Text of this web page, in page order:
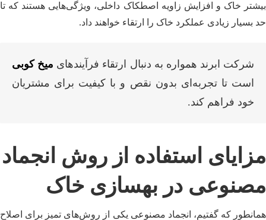
بیشتر خاک و افزایش زاویه اصطکاک داخلی، ویژگی‌هایی هستند که تا
حد بسیار زیادی عملکرد خاک‌ را ارتقاء خواهند داد.
شرکت ابرند همواره به دنبال ارتقاء فرآیندهای میخ کوبی
است تا تجربه‌ای بدون نقص و با کیفیت برای مشتریان
خود فراهم کند.
مزایای استفاده از روش انجماد
مصنوعی در بهسازی خاک
همانطور که گفتیم، انجماد مصنوعی یکی از روش‌های تمیز برای اصلاح